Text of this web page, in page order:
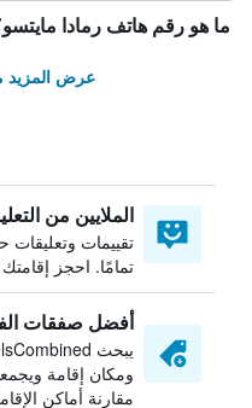
ما هو رقم هاتف رمادا
عرض المزيد
الملايين من
تقييمات وتعليقات
تمامًا. احجز إقامتك
أفضل صفقات
ومكان إقامة
مقارنة أماكن